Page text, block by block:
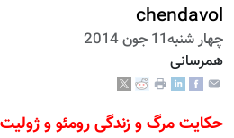
chendavol
چهار شنبه11 جون 2014
همرسانی
حکایت مرگ و زندگی رومئو و ژولیت